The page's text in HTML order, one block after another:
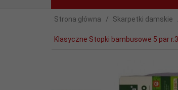
Strona główna Skarpetki damskie
Klasyczne Stopki bambusowe 5 par